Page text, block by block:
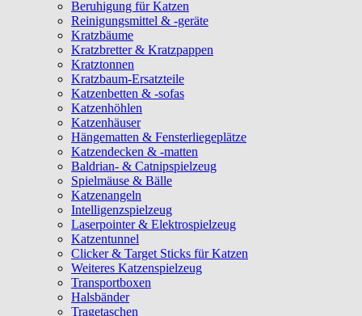
Beruhigung für Katzen
Reinigungsmittel & -geräte
Kratzbäume
Kratzbretter & Kratzpappen
Kratztonnen
Kratzbaum-Ersatzteile
Katzenbetten & -sofas
Katzenhöhlen
Katzenhäuser
Hängematten & Fensterliegeplätze
Katzendecken & -matten
Baldrian- & Catnipspielzeug
Spielmäuse & Bälle
Katzenangeln
Intelligenzspielzeug
Laserpointer & Elektrospielzeug
Katzentunnel
Clicker & Target Sticks für Katzen
Weiteres Katzenspielzeug
Transportboxen
Halsbänder
Tragetaschen